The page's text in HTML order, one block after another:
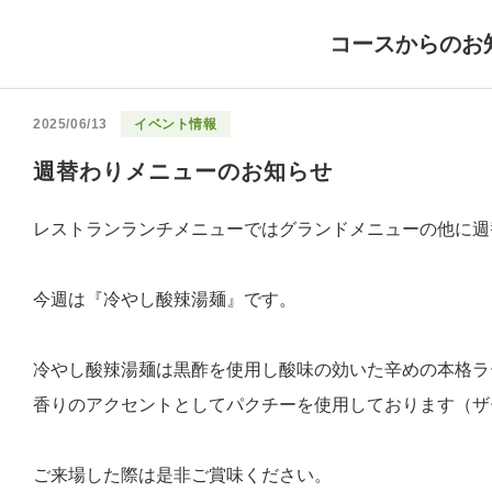
コースからのお
2025/06/13 イベント情報
週替わりメニューのお知らせ
レストランランチメニューではグランドメニューの他に
今週は『冷やし酸辣湯麺』です。
冷やし酸辣湯麺は黒酢を使用し酸味の効いた辛めの本格
香りのアクセントとしてパクチーを使用しております（
ご来場した際は是非ご賞味ください。